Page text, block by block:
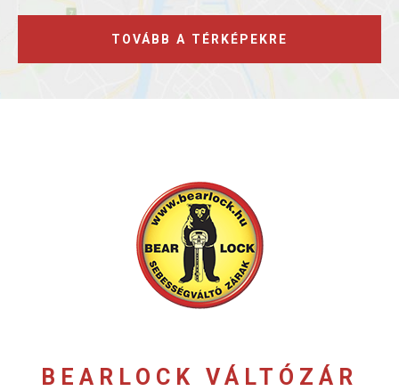
TOVÁBB A TÉRKÉPEKRE
BEARLOCK VÁLTÓZÁR